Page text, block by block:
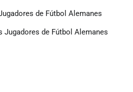
de Fútbol Alemanes
Jugadores de Fútbol Alemanes